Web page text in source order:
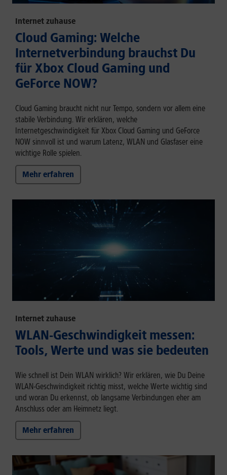
Internet zuhause
Cloud Gaming: Welche
Internetverbindung brauchst Du
für Xbox Cloud Gaming und
GeForce NOW?
Cloud Gaming braucht nicht nur Tempo, sondern vor allem eine
stabile Verbindung. Wir erklären, welche
Internetgeschwindigkeit für Xbox Cloud Gaming und GeForce
NOW sinnvoll ist und warum Latenz, WLAN und Glasfaser eine
wichtige Rolle spielen.
Mehr erfahren
Internet zuhause
WLAN-Geschwindigkeit messen:
Tools, Werte und was sie bedeuten
Wie schnell ist Dein WLAN wirklich? Wir erklären, wie Du Deine
WLAN-Geschwindigkeit richtig misst, welche Werte wichtig sind
und woran Du erkennst, ob langsame Verbindungen eher am
Anschluss oder am Heimnetz liegt.
Mehr erfahren